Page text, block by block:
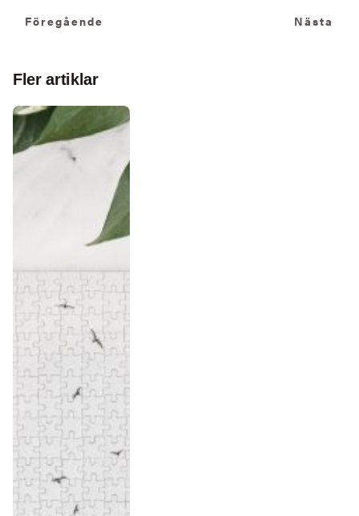
Föregående
Föregående Nästa
Fler artiklar